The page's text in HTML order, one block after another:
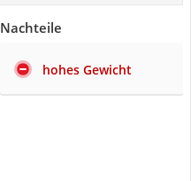
Nachteile
hohes Gewicht